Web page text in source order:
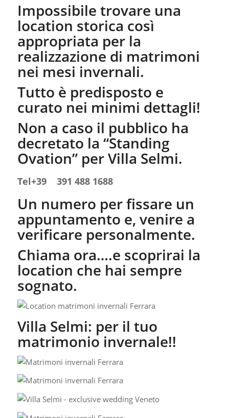
Impossibile trovare una
location storica così
appropriata per la
realizzazione di matrimoni
nei mesi invernali.
Tutto è predisposto e
curato nei minimi dettagli!
Non a caso il pubblico ha
decretato la “Standing
Ovation” per Villa Selmi.
Tel+39 391 488 1688
Un numero per fissare un
appuntamento e, venire a
verificare personalmente.
Chiama ora….e scoprirai la
location che hai sempre
sognato.
Villa Selmi: per il tuo
matrimonio invernale!!